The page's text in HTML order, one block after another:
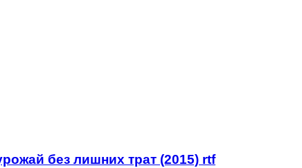
без лишних трат (2015) rtf